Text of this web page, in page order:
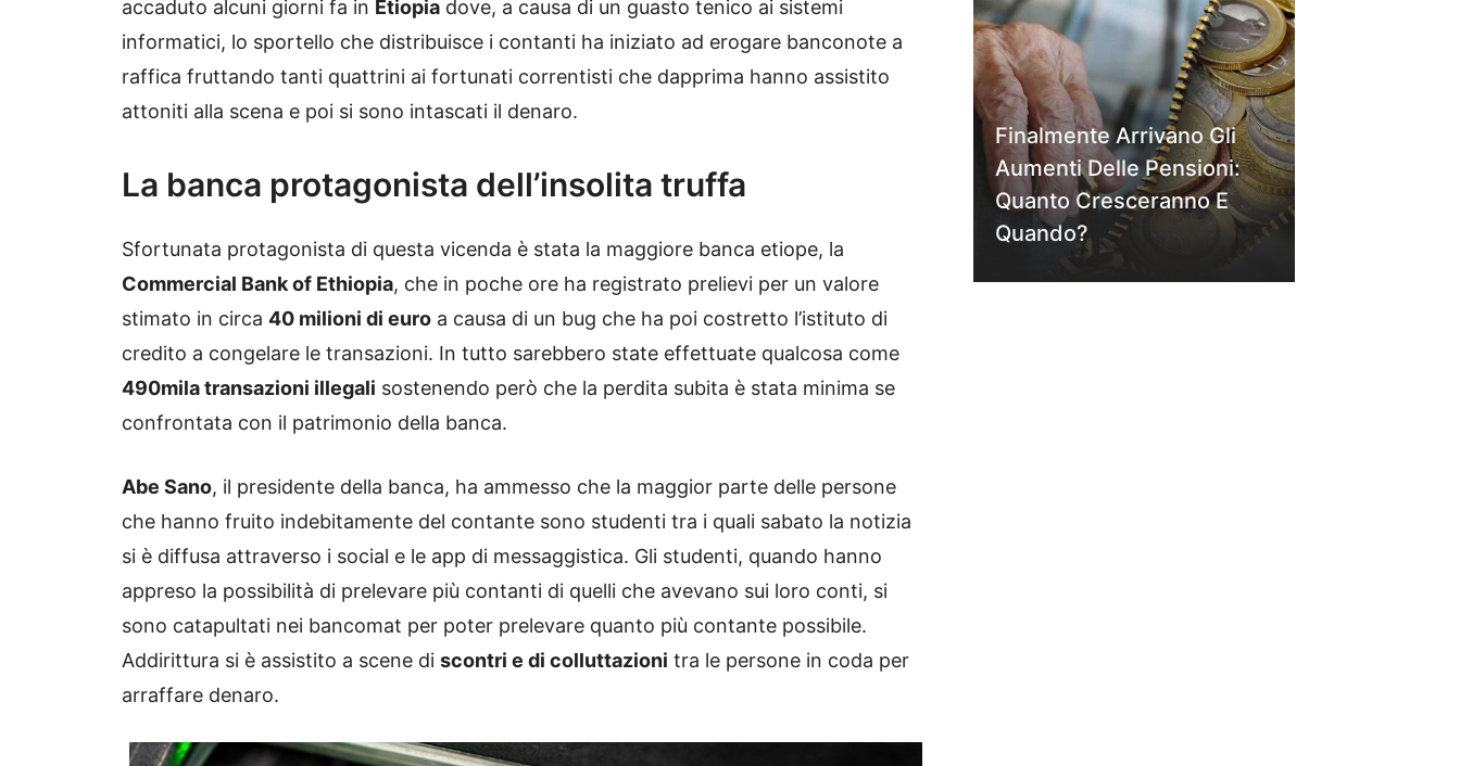
accaduto alcuni giorni fa in Etiopia dove, a causa di un guasto tenico ai sistemi
informatici, lo sportello che distribuisce i contanti ha iniziato ad erogare banconote a
raffica fruttando tanti quattrini ai fortunati correntisti che dapprima hanno assistito
attoniti alla scena e poi si sono intascati il denaro.
La banca protagonista dell’insolita truffa
Sfortunata protagonista di questa vicenda è stata la maggiore banca etiope, la
Commercial Bank of Ethiopia, che in poche ore ha registrato prelievi per un valore
stimato in circa 40 milioni di euro a causa di un bug che ha poi costretto l’istituto di
credito a congelare le transazioni. In tutto sarebbero state effettuate qualcosa come
490mila transazioni illegali sostenendo però che la perdita subita è stata minima se
confrontata con il patrimonio della banca.
Abe Sano, il presidente della banca, ha ammesso che la maggior parte delle persone
che hanno fruito indebitamente del contante sono studenti tra i quali sabato la notizia
si è diffusa attraverso i social e le app di messaggistica. Gli studenti, quando hanno
appreso la possibilità di prelevare più contanti di quelli che avevano sui loro conti, si
sono catapultati nei bancomat per poter prelevare quanto più contante possibile.
Addirittura si è assistito a scene di scontri e di colluttazioni tra le persone in coda per
arraffare denaro.
Finalmente Arrivano Gli
Aumenti Delle Pensioni:
Quanto Cresceranno E
Quando?